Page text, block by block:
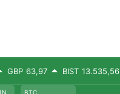
GBP 63,97 BIST 13.535,56
BTC